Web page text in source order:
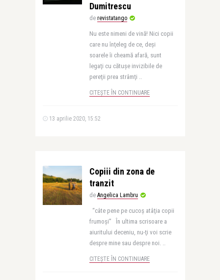
Dumitrescu
de revistatango
Nu este nimeni de vină! Nici copii
care nu înţeleg de ce, deşi
soarele îi cheamă afară, sunt
legaţi cu cătuşe invizibile de
pereţii prea strâmţi ..
CITEȘTE ÎN CONTINUARE
13 aprilie 2020, 15:52
Copiii din zona de
tranzit
de Angelica Lambru
“câte pene pe cucoş atâţia copii
frumoşi” În ultima scrisoare a
aiuritului deceniu, nu-ţi voi scrie
despre mine sau despre noi. ..
CITEȘTE ÎN CONTINUARE